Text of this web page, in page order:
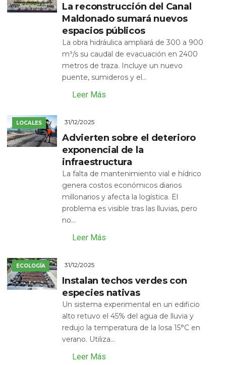
La reconstrucción del Canal
Maldonado sumará nuevos
espacios públicos
La obra hidráulica ampliará de 300 a 900
m³/s su caudal de evacuación en 2400
metros de traza. Incluye un nuevo
puente, sumideros y el...
Leer Más
LOCALES 31/12/2025
Advierten sobre el deterioro
exponencial de la
infraestructura
La falta de mantenimiento vial e hídrico
genera costos económicos diarios
millonarios y afecta la logística. El
problema es visible tras las lluvias, pero
no...
Leer Más
ECOLOGÍA 31/12/2025
Instalan techos verdes con
especies nativas
Un sistema experimental en un edificio
alto retuvo el 45% del agua de lluvia y
redujo la temperatura de la losa 15°C en
verano. Utiliza...
Leer Más